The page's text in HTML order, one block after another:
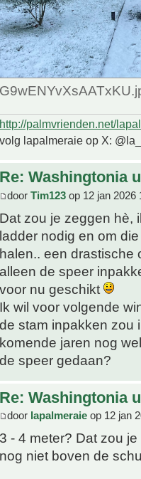
http://palmvrienden.net/
volg lapalmeraie op X:
Re: Washingtonia
door Tim123 op 12 jan 2026
Dat zou je zeggen hè,
ladder nodig en om
halen.. een drastische
alleen de speer
voor nu geschikt
Ik wil voor volgende
de stam inpakken zou
komende jaren nog
de speer gedaan?
Re: Washingtonia
door lapalmeraie op 12 jan
3 - 4 meter? Dat zou
nog niet boven de